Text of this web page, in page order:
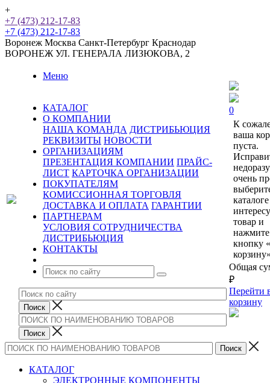
+
+7 (473) 212-17-83
+7 (473) 212-17-83
Воронеж Москва Санкт-Петербург Краснодар
ВОРОНЕЖ УЛ. ГЕНЕРАЛА ЛИЗЮКОВА, 2
Меню
КАТАЛОГ
О КОМПАНИИ
НАША КОМАНДА ДИСТРИБЬЮЦИЯ
РЕКВИЗИТЫ НОВОСТИ
ОРГАНИЗАЦИЯМ
ПРЕЗЕНТАЦИЯ КОМПАНИИ ПРАЙС-
ЛИСТ КАРТОЧКА ОРГАНИЗАЦИИ
ПОКУПАТЕЛЯМ
КОМИССИОННАЯ ТОРГОВЛЯ
ДОСТАВКА И ОПЛАТА ГАРАНТИИ
ПАРТНЕРАМ
УСЛОВИЯ СОТРУДНИЧЕСТВА
ДИСТРИБЬЮЦИЯ
КОНТАКТЫ
0
К
ваша
пуста.
очень
каталоге
товар и
нажмите
кнопку
Общая
₽
Перейти
корзину
КАТАЛОГ
ЭЛЕКТРОННЫЕ КОМПОНЕНТЫ